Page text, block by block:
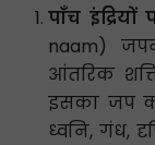
पाँच इंद्रियों
naam)
आंतरिक
इसका जप
ध्वनि, गंध,